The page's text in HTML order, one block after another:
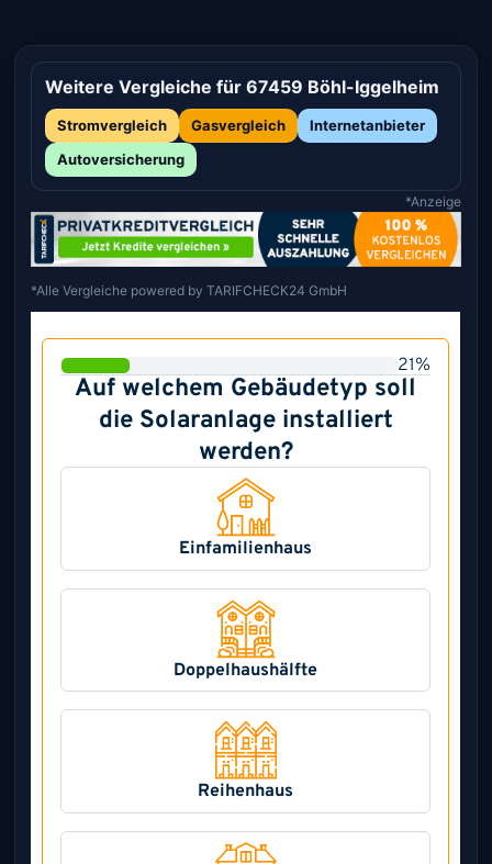
Weitere Vergleiche für 67459 Böhl-Iggelheim
Stromvergleich Gasvergleich
Internetanbieter
Autoversicherung
*Anzeige
*Alle Vergleiche powered by TARIFCHECK24 GmbH